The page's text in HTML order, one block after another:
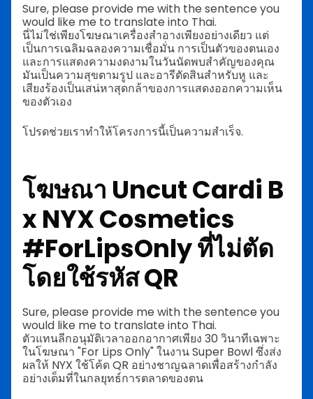
Sure, please provide me with the sentence you
would like me to translate into Thai.
นี่ไม่ใช่เพียงโฆษณาเครื่องสำอางเพียงอย่างเดียว แต่
เป็นการเฉลิมฉลองความเชื่อมั่น การเป็นตัวของตนเอง
และการแสดงความงดงามในวันนัดพบสำคัญของคุณ
มันเป็นความสุขตามรูป และอารีตัดสินสำหรับหู และ
เสียงร้องเป็นเสน่หาสุดกล้าของการแสดงออกความเห็น
ของตัวเอง
โปรดช่วยเราทำให้โครงการนี้เป็นความสำเร็จ.
โฆษณา Uncut Cardi B
x NYX Cosmetics
#ForLipsOnly ที่ไม่ตัด
โดยใช้รหัส QR
Sure, please provide me with the sentence you
would like me to translate into Thai.
ตัวแทนลีกอนุมัติเวลาออกอากาศเพียง 30 วินาทีเฉพาะ
ในโฆษณา "For Lips Only" ในงาน Super Bowl ซึ่งส่ง
ผลให้ NYX ใช้โค้ด QR อย่างชาญฉลาดเพื่อสร้างกำลัง
อย่างเต็มที่ในกลยุทธ์การตลาดของตน